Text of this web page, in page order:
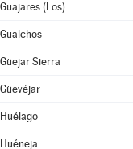
Guajares (Los)
Gualchos
Güejar Sierra
Güevéjar
Huélago
Huéneja